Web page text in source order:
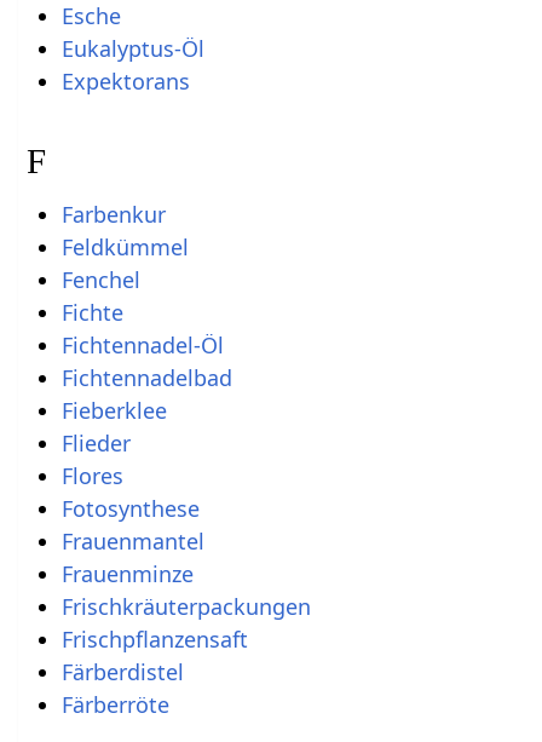
Esche
Eukalyptus-Öl
Expektorans
F
Farbenkur
Feldkümmel
Fenchel
Fichte
Fichtennadel-Öl
Fichtennadelbad
Fieberklee
Flieder
Flores
Fotosynthese
Frauenmantel
Frauenminze
Frischkräuterpackungen
Frischpflanzensaft
Färberdistel
Färberröte